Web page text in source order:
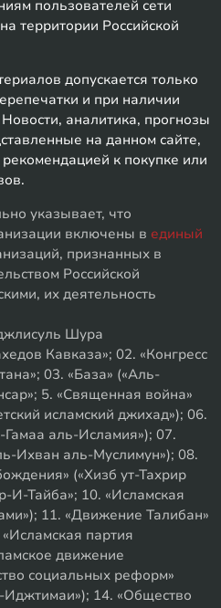
пользователей сети
территории Российской
допускается только
и при наличии
аналитика, прогнозы
на данном сайте,
к покупке или
указывает, что
включены в единый
признанных в
Российской
их деятельность
Шура
Кавказа»; 02. «Конгресс
03. «База» («Аль-
5. «Священная война»
исламский джихад»); 06.
Гамаа аль-Исламия»); 07.
Ихван аль-Муслимун»); 08.
(«Хизб ут-Тахрир
И-Тайба»; 10. «Исламская
11. «Движение Талибан»
партия
движение
социальных реформ»
14. «Общество